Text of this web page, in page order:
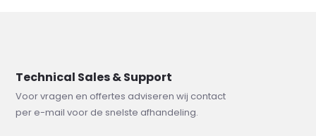
Technical Sales & Support
Voor vragen en offertes adviseren wij contact
per e-mail voor de snelste afhandeling.